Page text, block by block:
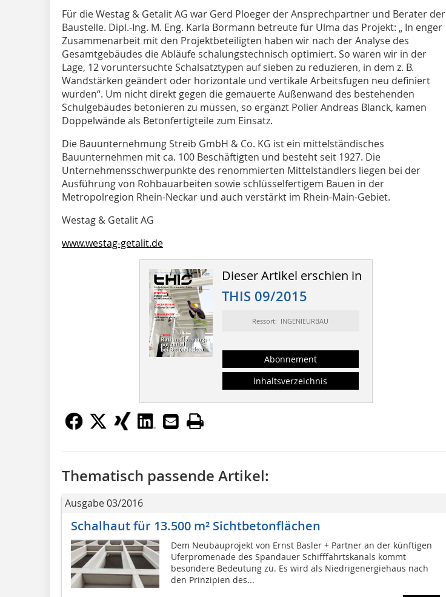
Für die Westag & Getalit AG war Gerd Ploeger der Ansprechpartner und Berater der
Baustelle. Dipl.-Ing. M. Eng. Karla Bormann betreute für Ulma das Projekt: „ In enger
Zusammenarbeit mit den Projektbeteiligten haben wir nach der Analyse des
Gesamtgebäudes die Abläufe schalungstechnisch optimiert. So waren wir in der
Lage, 12 voruntersuchte Schalsatztypen auf sieben zu reduzieren, in dem z. B.
Wandstärken geändert oder horizontale und vertikale Arbeitsfugen neu definiert
wurden“. Um nicht direkt gegen die gemauerte Außenwand des bestehenden
Schulgebäudes betonieren zu müssen, so ergänzt Polier Andreas Blanck, kamen
Doppelwände als Betonfertigteile zum Einsatz.
Die Bauunternehmung Streib GmbH & Co. KG ist ein mittelständisches
Bauunternehmen mit ca. 100 Beschäftigten und besteht seit 1927. Die
Unternehmensschwerpunkte des renommierten Mittelständlers liegen bei der
Ausführung von Rohbauarbeiten sowie schlüsselfertigem Bauen in der
Metropolregion Rhein-Neckar und auch verstärkt im Rhein-Main-Gebiet.
Westag & Getalit AG
www.westag-getalit.de
Dieser Artikel erschien in
THIS 09/2015
Ressort: INGENIEURBAU
Abonnement
Inhaltsverzeichnis
Thematisch passende Artikel:
Ausgabe 03/2016
Schalhaut für 13.500 m² Sichtbetonflächen
Dem Neubauprojekt von Ernst Basler + Partner an der künftigen
Uferpromenade des Spandauer Schifffahrtskanals kommt
besondere Bedeutung zu. Es wird als Niedrigenergiehaus nach
den Prinzipien des...